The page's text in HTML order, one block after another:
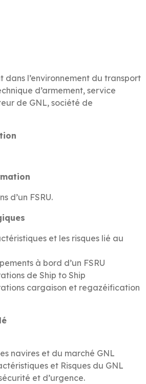
dans l’environnement du transport
d’armement, service
de GNL, société de
d’un FSRU.
et les risques lié au
à bord d’un FSRU
de Ship to Ship
cargaison et regazéification
navires et du marché GNL
et Risques du GNL
et d’urgence.